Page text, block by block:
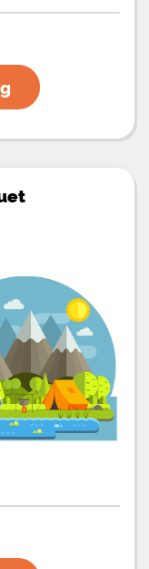
plaine de jeux,
en